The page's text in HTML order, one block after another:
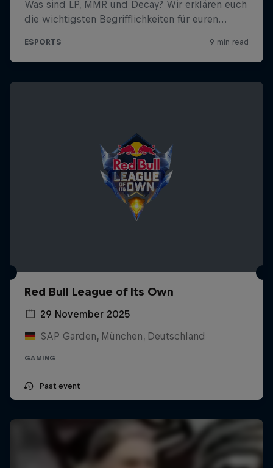
Red Bull League of Its Own
29 November 2025
SAP Garden, München, Deutschland
GAMING
Past event